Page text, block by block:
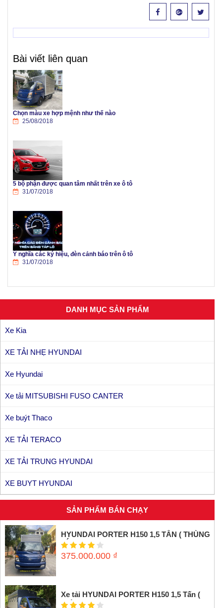
Bài viết liên quan
Chọn màu xe hợp mệnh như thế nào
25/08/2018
5 bộ phận được quan tâm nhất trên xe ô tô
31/07/2018
Ý nghĩa các ký hiệu, đèn cảnh báo trên ô tô
31/07/2018
DANH MỤC SẢN PHẨM
Xe Kia
XE TẢI NHẸ HYUNDAI
Xe Hyundai
Xe tải MITSUBISHI FUSO CANTER
Xe buýt Thaco
XE TẢI TERACO
XE TẢI TRUNG HYUNDAI
XE BUYT HYUNDAI
SẢN PHẨM BÁN CHẠY
HYUNDAI PORTER H150 1,5 TẤN ( THÙNG
KÍN INOX)
375.000.000 ₫
Xe tải HYUNDAI PORTER H150 1,5 Tấn (
Thùng mui bạt)